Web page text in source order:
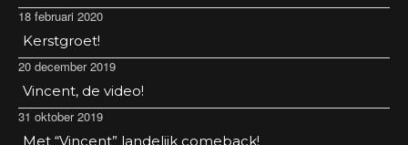
18 februari 2020
Kerstgroet!
20 december 2019
Vincent, de video!
31 oktober 2019
Met “Vincent” landelijk comeback!